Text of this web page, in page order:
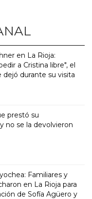
en La Rioja:
a Cristina libre", el
dejó durante su visita
prestó su
no se la devolvieron
Familiares y
en La Rioja para
de Sofía Agüero y